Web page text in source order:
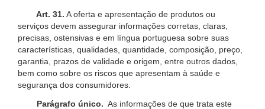
Art. 31. A oferta e apresentação de produtos ou
serviços devem assegurar informações corretas, claras,
precisas, ostensivas e em língua portuguesa sobre suas
características, qualidades, quantidade, composição, preço,
garantia, prazos de validade e origem, entre outros dados,
bem como sobre os riscos que apresentam à saúde e
segurança dos consumidores.
Parágrafo único. As informações de que trata este